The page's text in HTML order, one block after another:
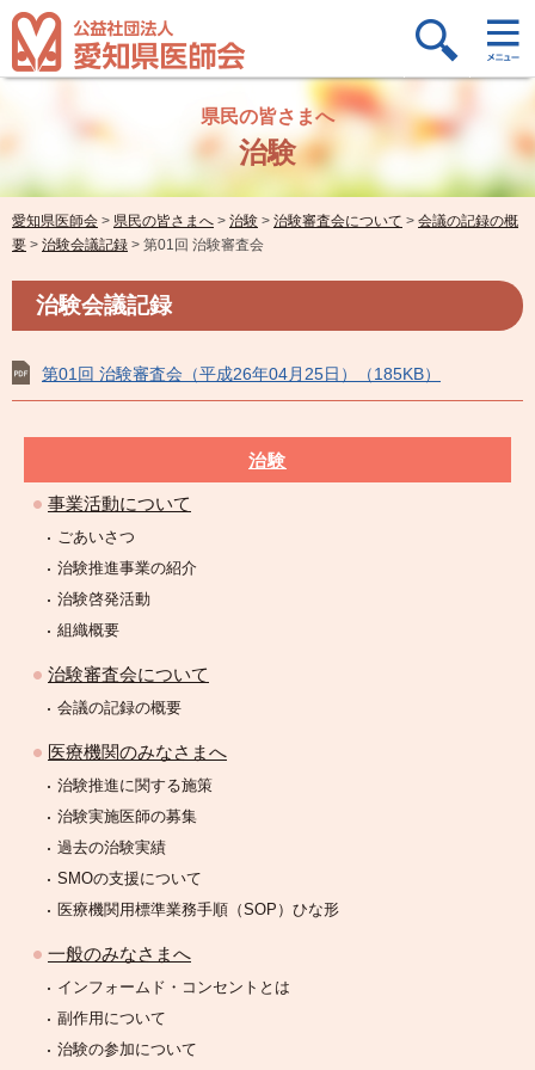
県民の皆さまへ
治験
愛知県医師会 > 県民の皆さまへ > 治験 > 治験審査会について > 会議の記録の概
要 > 治験会議記録 > 第01回 治験審査会
治験会議記録
第01回 治験審査会（平成26年04月25日）（185KB）
治験
事業活動について
ごあいさつ
治験推進事業の紹介
治験啓発活動
組織概要
治験審査会について
会議の記録の概要
医療機関のみなさまへ
治験推進に関する施策
治験実施医師の募集
過去の治験実績
SMOの支援について
医療機関用標準業務手順（SOP）ひな形
一般のみなさまへ
インフォームド・コンセントとは
副作用について
治験の参加について